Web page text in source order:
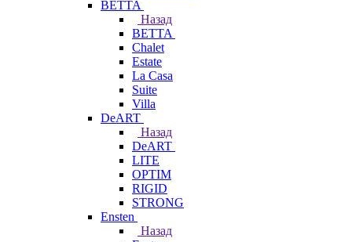
BETTA
Назад
BETTA
Chalet
Estate
La Casa
Suite
Villa
DeART
Назад
DeART
LITE
OPTIM
RIGID
STRONG
Ensten
Назад